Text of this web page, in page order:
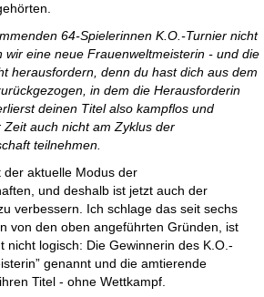
64-Spielerinnen K.O.-Turnier nicht
wir eine neue Frauenweltmeisterin - und die
herausfordern, denn du hast dich aus dem
in dem die Herausforderin
deinen Titel also kampflos und
auch nicht am Zyklus der
teilnehmen.
der aktuelle Modus der
und deshalb ist jetzt auch der
verbessern. Ich schlage das seit sechs
von den oben angeführten Gründen, ist
nicht logisch: Die Gewinnerin des K.O.-
genannt und die amtierende
Titel - ohne Wettkampf.